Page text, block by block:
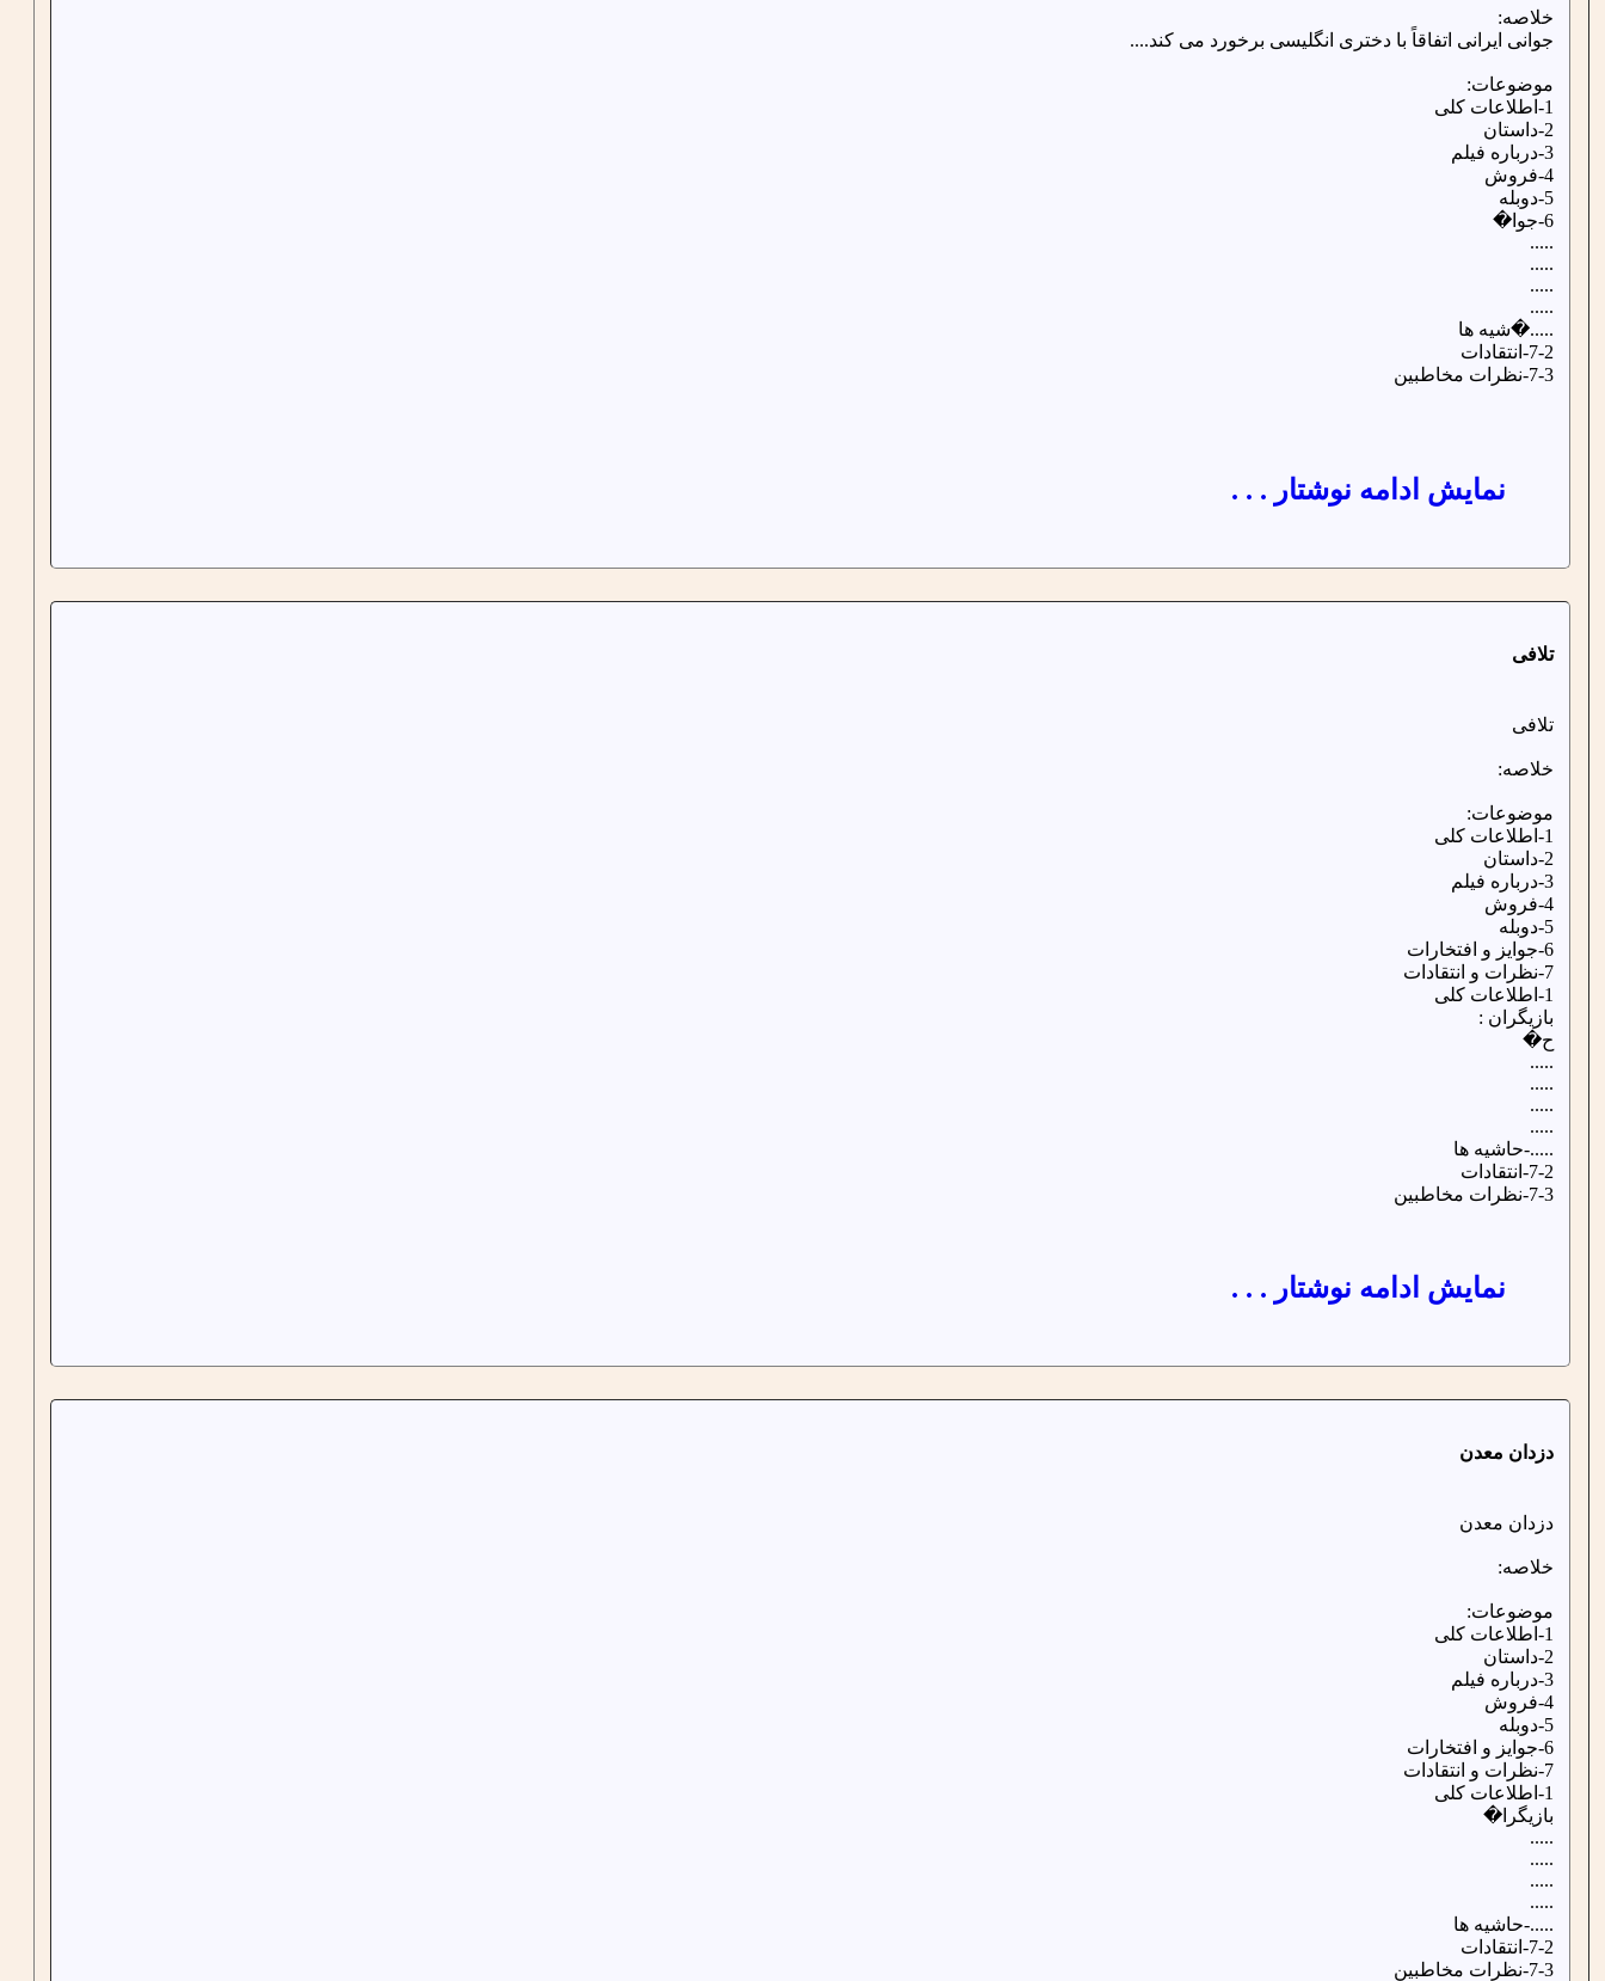
خلاصه:
جوانی ایرانی اتفاقاً با دختری انگلیسی برخورد می کند....
موضوعات:
1-اطلاعات کلی
2-داستان
3-درباره فیلم
4-فروش
5-دوبله
6-جوا�
.....
.....
.....
.....
.....�شیه ها
7-2-انتقادات
7-3-نظرات مخاطبین
نمایش ادامه نوشتار . . .
تلافی
تلافی
خلاصه:
موضوعات:
1-اطلاعات کلی
2-داستان
3-درباره فیلم
4-فروش
5-دوبله
6-جوایز و افتخارات
7-نظرات و انتقادات
1-اطلاعات کلی
بازیگران :
ح�
.....
.....
.....
.....
.....-حاشیه ها
7-2-انتقادات
7-3-نظرات مخاطبین
نمایش ادامه نوشتار . . .
دزدان معدن
دزدان معدن
خلاصه:
موضوعات:
1-اطلاعات کلی
2-داستان
3-درباره فیلم
4-فروش
5-دوبله
6-جوایز و افتخارات
7-نظرات و انتقادات
1-اطلاعات کلی
بازیگرا�
.....
.....
.....
.....
.....-حاشیه ها
7-2-انتقادات
7-3-نظرات مخاطبین